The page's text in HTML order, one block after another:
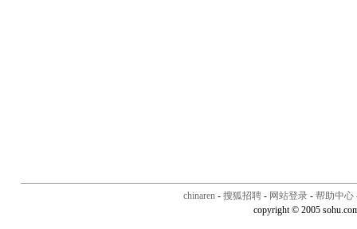
chinaren - 搜狐招聘 - 网站登录 - 帮助中心
copyright © 2005